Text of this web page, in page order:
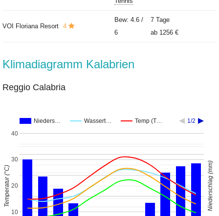
VOI Floriana Resort 4
Bew: 4.6 /
6
7 Tage
ab 1256 €
Klimadiagramm Kalabrien
Reggio Calabria
Nieders… Wassert… Temp (T… 1/2
10
20
30
40
Temperatur (°C) Niederschlag (mm)